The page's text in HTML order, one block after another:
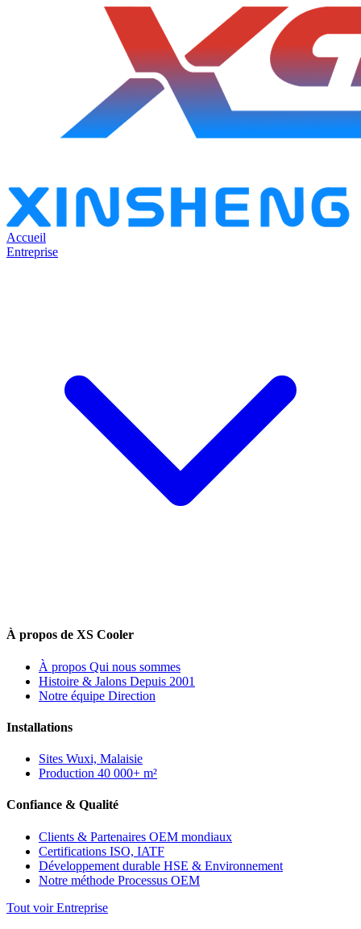
Accueil
Entreprise
À propos de XS Cooler
À propos Qui nous sommes
Histoire & Jalons Depuis 2001
Notre équipe Direction
Installations
Sites Wuxi, Malaisie
Production 40 000+ m²
Confiance & Qualité
Clients & Partenaires OEM mondiaux
Certifications ISO, IATF
Développement durable HSE & Environnement
Notre méthode Processus OEM
Tout voir Entreprise